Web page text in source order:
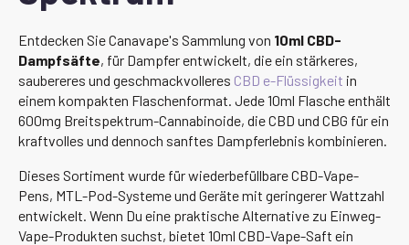
Entdecken Sie Canavape's Sammlung von 10ml CBD-
Dampfsäfte, für Dampfer entwickelt, die ein stärkeres,
saubereres und geschmackvolleres CBD e-Flüssigkeit in
einem kompakten Flaschenformat. Jede 10ml Flasche enthält
600mg Breitspektrum-Cannabinoide, die CBD und CBG für ein
kraftvolles und dennoch sanftes Dampferlebnis kombinieren.
Dieses Sortiment wurde für wiederbefüllbare CBD-Vape-
Pens, MTL-Pod-Systeme und Geräte mit geringerer Wattzahl
entwickelt. Wenn Du eine praktische Alternative zu Einweg-
Vape-Produkten suchst, bietet 10ml CBD-Vape-Saft ein